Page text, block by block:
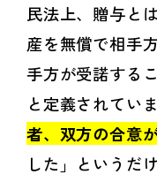
民法上、贈与と
産を無償で相手
手方が受諾する
と定義されてい
者、双方の合意
した」というだ